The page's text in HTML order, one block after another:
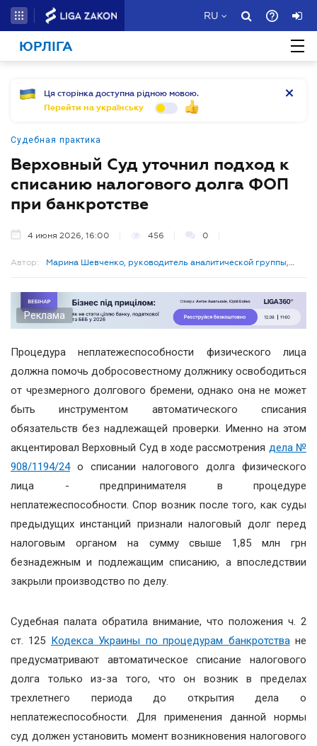
RU
ЮРЛІГА
Ця сторінка доступна рідною мовою.
Перейти на українську
Судебная практика
Верховный Суд уточнил подход к
списанию налогового долга ФОП
при банкротстве
4 июня 2026, 16:00 456 0
Автор:
Марина Шевченко, руководитель аналитической группы,
LIGA360
Реклама
Процедура неплатежеспособности физического лица
должна помочь добросовестному должнику освободиться
от чрезмерного долгового бремени, однако она не может
быть инструментом автоматического списания
обязательств без надлежащей проверки. Именно на этом
акцентировал Верховный Суд в ходе рассмотрения дела №
908/1194/24о списании налогового долга физического
лица - предпринимателя в процедуре
неплатежеспособности. Спор возник после того, как суды
предыдущих инстанций признали налоговый долг перед
налоговым органом на сумму свыше 1,85 млн грн
безнадежным и подлежащим списанию, а впоследствии
закрыли производство по делу.
Судебная палата обратила внимание, что положения ч. 2
ст. 125 Кодекса Украины по процедурам банкротстване
предусматривают автоматическое списание налогового
долга только из-за того, что он возник в пределах
трехлетнего периода до открытия дела о
неплатежеспособности. Для применения данной нормы
суд должен установить момент возникновения налогового